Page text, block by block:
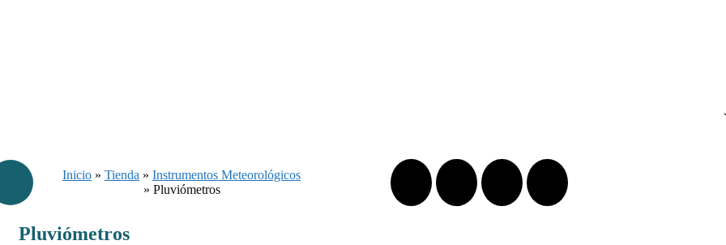
Inicio » Tienda » Instrumentos Meteorológicos
» Pluviómetros
Pluviómetros